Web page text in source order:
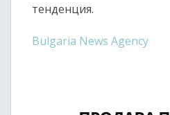
тенденция.
Bulgaria News Agency